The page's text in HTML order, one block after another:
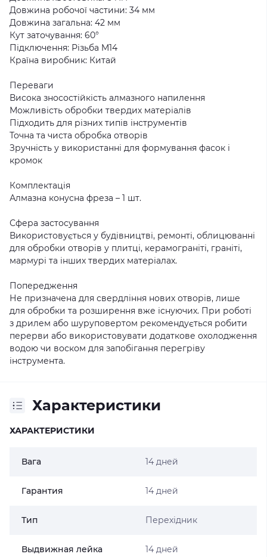
Довжина робочої частини: 34 мм
Довжина загальна: 42 мм
Кут заточування: 60°
Підключення: Різьба M14
Країна виробник: Китай
Переваги
Висока зносостійкість алмазного напилення
Можливість обробки твердих матеріалів
Підходить для різних типів інструментів
Точна та чиста обробка отворів
Зручність у використанні для формування фасок і
кромок
Комплектація
Алмазна конусна фреза – 1 шт.
Сфера застосування
Використовується у будівництві, ремонті, облицюванні
для обробки отворів у плитці, керамограніті, граніті,
мармурі та інших твердих матеріалах.
Попередження
Не призначена для свердління нових отворів, лише
для обробки та розширення вже існуючих. При роботі
з дрилем або шуруповертом рекомендується робити
перерви або використовувати додаткове охолодження
водою чи воском для запобігання перегріву
інструмента.
Характеристики
ХАРАКТЕРИСТИКИ
Вага 14 дней
Гарантия 14 дней
Тип Перехідник
Выдвижная лейка 14 дней